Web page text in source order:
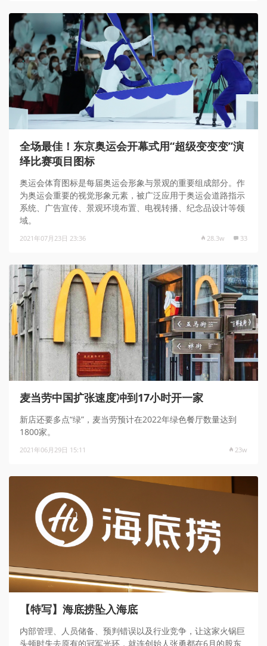
全场最佳！东京奥运会开幕式用“超级变变变”演
绎比赛项目图标
奥运会体育图标是每届奥运会形象与景观的重要组成部分。作
为奥运会重要的视觉形象元素，被广泛应用于奥运会道路指示
系统、广告宣传、景观环境布置、电视转播、纪念品设计等领
域。
2021年07月23日 23:36 28.3w 33
麦当劳中国扩张速度冲到17小时开一家
新店还要多点“绿”，麦当劳预计在2022年绿色餐厅数量达到
1800家。
2021年06月29日 15:11 23w
【特写】海底捞坠入海底
内部管理、人员储备、预判错误以及行业竞争，让这家火锅巨
头顿时失去原有的冠军光环，就连创始人张勇都在6月的股东